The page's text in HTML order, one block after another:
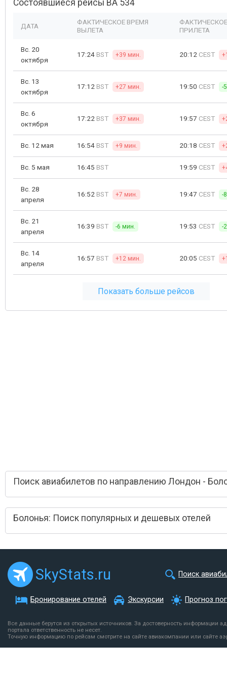
Состоявшиеся рейсы BA 534
ДАТА
ФАКТИЧЕСКОЕ ВРЕМЯ
ВЫЛЕТА
ПРИЛЕТА
Вс. 20
октября
17:24 BST +39 мин. 20:12 CEST
Вс. 13
октября
17:12 BST +27 мин. 19:50 CEST -
Вс. 6
октября
17:22 BST +37 мин. 19:57 CEST
Вс. 12 мая 16:54 BST +9 мин. 20:18 CEST
Вс. 5 мая 16:45 BST 19:59 CEST
Вс. 28
апреля
16:52 BST +7 мин. 19:47 CEST -
Вс. 21
апреля
16:39 BST -6 мин. 19:53 CEST -
Вс. 14
апреля
16:57 BST +12 мин. 20:05 CEST
Показать больше рейсов
Поиск авиабилетов по направлению Лондон -
Болонья: Поиск популярных и дешевых отелей
SkyStats.ru Поиск
Бронирование отелей Экскурсии Прогноз
Все данные берутся из открытых источников. За достоверность информации
портала ответственность не несет.
Точную информацию по рейсам смотрите на сайте авиакомпании или сайте